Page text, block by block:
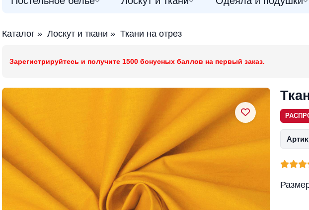
Каталог » Лоскут и ткани » Ткани на отрез
Зарегистрируйтесь и получите 1500 бонусных баллов на первый заказ.